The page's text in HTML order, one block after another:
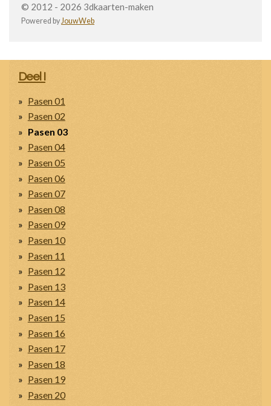
© 2012 - 2026 3dkaarten-maken
Powered by JouwWeb
Deel I
Pasen 01
Pasen 02
Pasen 03
Pasen 04
Pasen 05
Pasen 06
Pasen 07
Pasen 08
Pasen 09
Pasen 10
Pasen 11
Pasen 12
Pasen 13
Pasen 14
Pasen 15
Pasen 16
Pasen 17
Pasen 18
Pasen 19
Pasen 20